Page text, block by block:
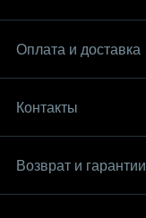
Оплата и доставка
Контакты
Возврат и гарантии